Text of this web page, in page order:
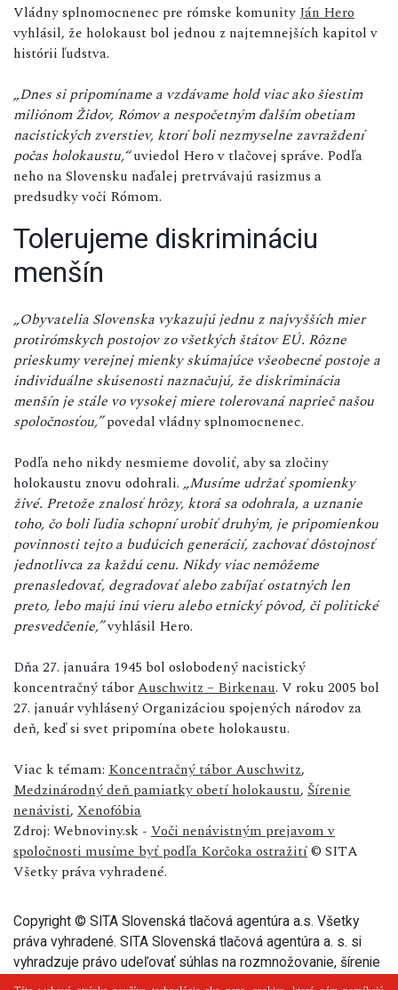
Vládny splnomocnenec pre rómske komunity Ján Hero
vyhlásil, že holokaust bol jednou z najtemnejších kapitol v
histórii ľudstva.
„Dnes si pripomíname a vzdávame hold viac ako šiestim
miliónom Židov, Rómov a nespočetným ďalším obetiam
nacistických zverstiev, ktorí boli nezmyselne zavraždení
počas holokaustu,“uviedol Hero v tlačovej správe. Podľa
neho na Slovensku naďalej pretrvávajú rasizmus a
predsudky voči Rómom.
Tolerujeme diskrimináciu
menšín
„Obyvatelia Slovenska vykazujú jednu z najvyšších mier
protirómskych postojov zo všetkých štátov EÚ. Rôzne
prieskumy verejnej mienky skúmajúce všeobecné postoje a
individuálne skúsenosti naznačujú, že diskriminácia
menšín je stále vo vysokej miere tolerovaná naprieč našou
spoločnosťou,”povedal vládny splnomocnenec.
Podľa neho nikdy nesmieme dovoliť, aby sa zločiny
holokaustu znovu odohrali. „Musíme udržať spomienky
živé. Pretože znalosť hrôzy, ktorá sa odohrala, a uznanie
toho, čo boli ľudia schopní urobiť druhým, je pripomienkou
povinnosti tejto a budúcich generácií, zachovať dôstojnosť
jednotlivca za každú cenu. Nikdy viac nemôžeme
prenasledovať, degradovať alebo zabíjať ostatných len
preto, lebo majú inú vieru alebo etnický pôvod, či politické
presvedčenie,”vyhlásil Hero.
Dňa 27. januára 1945 bol oslobodený nacistický
koncentračný táborAuschwitz – Birkenau. V roku 2005 bol
27. január vyhlásený Organizáciou spojených národov za
deň, keď si svet pripomína obete holokaustu.
Viac k témam: Koncentračný tábor Auschwitz,
Medzinárodný deň pamiatky obetí holokaustu, Šírenie
nenávisti, Xenofóbia
Zdroj: Webnoviny.sk - Voči nenávistným prejavom v
spoločnosti musíme byť podľa Korčoka ostražití© SITA
Všetky práva vyhradené.
Copyright © SITA Slovenská tlačová agentúra a.s. Všetky
práva vyhradené. SITA Slovenská tlačová agentúra a. s. si
vyhradzuje právo udeľovať súhlas na rozmnožovanie, šírenie